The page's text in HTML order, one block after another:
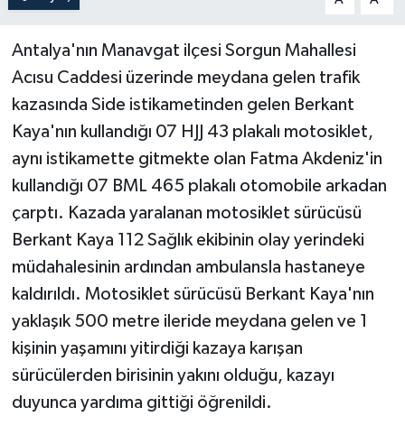
Antalya'nın Manavgat ilçesi Sorgun Mahallesi
Acısu Caddesi üzerinde meydana gelen trafik
kazasında Side istikametinden gelen Berkant
Kaya'nın kullandığı 07 HJJ 43 plakalı motosiklet,
aynı istikamette gitmekte olan Fatma Akdeniz'in
kullandığı 07 BML 465 plakalı otomobile arkadan
çarptı. Kazada yaralanan motosiklet sürücüsü
Berkant Kaya 112 Sağlık ekibinin olay yerindeki
müdahalesinin ardından ambulansla hastaneye
kaldırıldı. Motosiklet sürücüsü Berkant Kaya'nın
yaklaşık 500 metre ileride meydana gelen ve 1
kişinin yaşamını yitirdiği kazaya karışan
sürücülerden birisinin yakını olduğu, kazayı
duyunca yardıma gittiği öğrenildi.
Sağlık
Siyaset
Sosyal medya
Teknoloji
Televizyon
Yaşam